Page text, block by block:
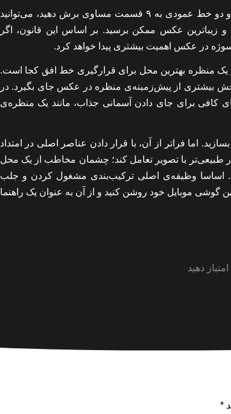
قانون یک سوم به زبان ساده یعنی اگر کادر تصویر را با استفاده از دو خط افقی و دو خط عمودی به ۹ قسمت مساوی برش دهید، می‌توانید
زیباترین عکس ممکن برسید. بر اساس این قانون، اگر
در عکس اهمیت بیشتری پیدا خواهد کرد.
یک منظره بهترین محل برای قرارگیری خط افق کجا است.
بخش بیشتری از پیش‌زمینه‌ی منظره در عکس جای بگیرد. در
کافی برای جای دادن آسمانی جذاب، مانند یک منظره‌ی
اما فراتر از آن، با قرار دادن عناصر اصلی در امتداد
طبیعی‌تر با تصویر تعامل کند؛ چشمان مخاطب از یک محل
اساسا وظیفه‌ی اصلی ترکیب‌بندی مشغول کردن و جلب
گوشی موبایل خود روشن کنید و از آن به عنوان یک راهنما
دهید
*